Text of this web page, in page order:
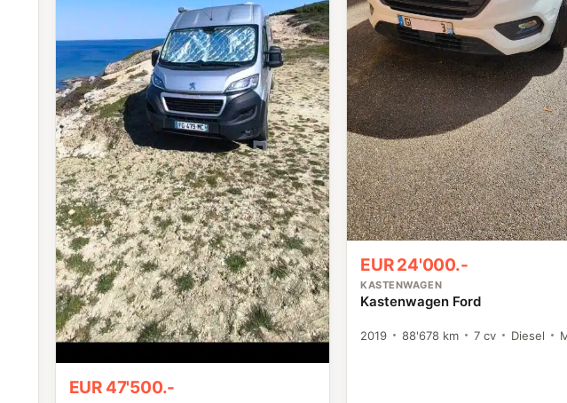
EUR 47'500.-
EUR 24'000.-
KASTENWAGEN
Kastenwagen Ford
2019 88'678 km 7 cv Diesel